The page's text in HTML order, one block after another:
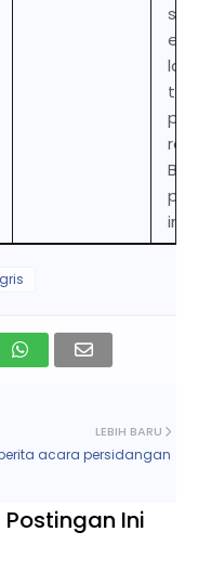
lay
the
LEBIH BARU
acara persidangan
Ini